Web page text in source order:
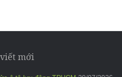
mới